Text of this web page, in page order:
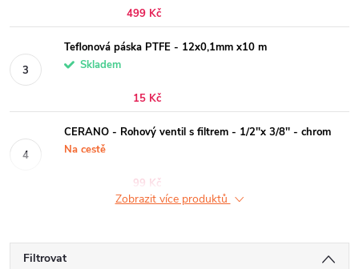
499 Kč
Teflonová páska PTFE - 12x0,1mm x10 m
Skladem
15 Kč
CERANO - Rohový ventil s filtrem - 1/2''x 3/8'' - chrom
Na cestě
99 Kč
Zobrazit více produktů
Filtrovat